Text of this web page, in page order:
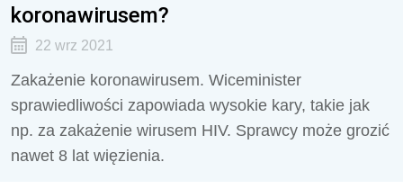
koronawirusem?
22 wrz 2021
Zakażenie koronawirusem. Wiceminister
sprawiedliwości zapowiada wysokie kary, takie jak
np. za zakażenie wirusem HIV. Sprawcy może grozić
nawet 8 lat więzienia.